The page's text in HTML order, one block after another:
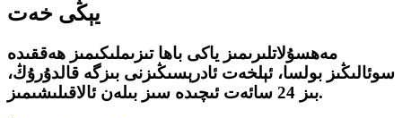
يېڭى خەت
مەھسۇلاتلىرىمىز ياكى باھا تىزىملىكىمىز ھەققىدە
سوئالىڭىز بولسا، ئېلخەت ئادرېسىڭىزنى بىزگە قالدۇرۇڭ،
بىز 24 سائەت ئىچىدە سىز بىلەن ئالاقىلىشىمىز.